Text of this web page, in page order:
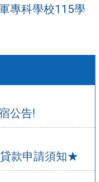
公告!
款申請須知★
專科學校115學